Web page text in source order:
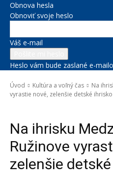
Obnova hesla
Obnoviť svoje heslo
Váš e-mail
Heslo vám bude zaslané e-
Úvod Kultúra a voľný čas
Na
vyrastie nové, zelenšie detské ihrisko
Na ihrisku
Ružinove
zelenšie